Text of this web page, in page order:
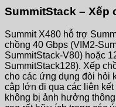
SummitStack – Xếp
Summit X480 hỗ trợ
chồng 40 Gbps (VIM2-
SummitStack-V80) hoặc
SummitStack128). Xếp
cho các ứng dụng đòi hỏi
cập lớn đi qua các liên
không bị ảnh hưởng